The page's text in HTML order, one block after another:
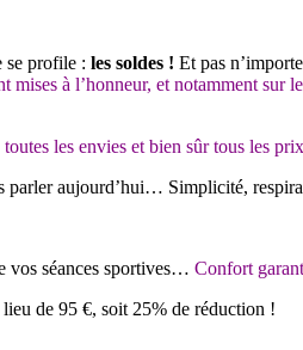
se profile : les soldes ! Et pas
mises à l’honneur, et notamment sur
les envies et bien sûr tous les
parler aujourd’hui… Simplicité,
vos séances sportives… Confort
de 95 €, soit 25% de réduction !